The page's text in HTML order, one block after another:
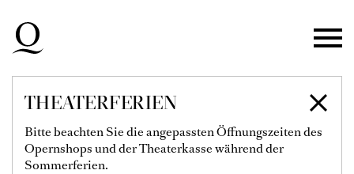
Zur Hauptnavigation springen
Zum Hauptinhalt springen
Zum Footer springen
THEATERFERIEN
Bitte beachten Sie die angepassten Öffnungszeiten des
Opernshops und der Theaterkasse während der
Sommerferien.
JÜRGEN FRANZ